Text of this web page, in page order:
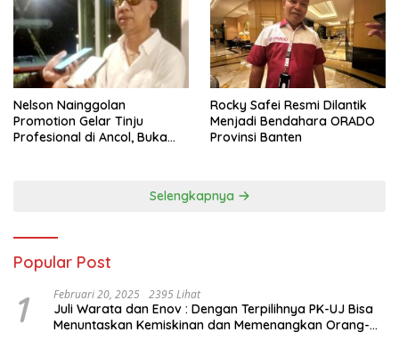
Nelson Nainggolan
Promotion Gelar Tinju
Profesional di Ancol, Buka
Rocky Safei Resmi Dilantik
Menjadi Bendahara ORADO
Provinsi Banten
Selengkapnya
Popular Post
1 Februari 20, 2025 2395 Lihat
Juli Warata dan Enov : Dengan Terpilihnya PK-UJ Bisa
Menuntaskan Kemiskinan dan Memenangkan Orang-